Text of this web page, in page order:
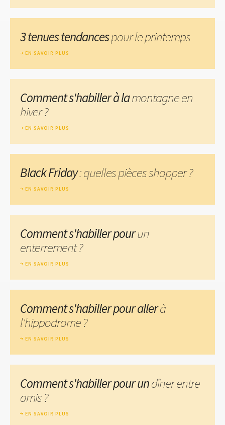
3 tenues tendancespour le printemps
EN SAVOIR PLUS
Comment s'habiller à lamontagne en
hiver ?
EN SAVOIR PLUS
Black Friday: quelles pièces shopper ?
EN SAVOIR PLUS
Comment s'habiller pourun
enterrement ?
EN SAVOIR PLUS
Comment s'habiller pour allerà
l'hippodrome ?
EN SAVOIR PLUS
Comment s'habiller pour undîner entre
amis ?
EN SAVOIR PLUS